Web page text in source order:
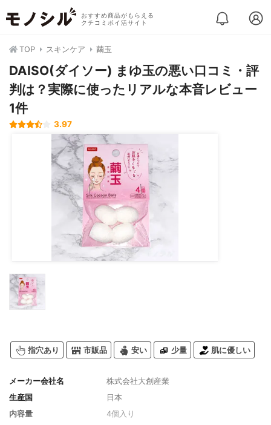
おすすめ商品がもらえる
クチコミポイ活サイト
TOP スキンケア 繭玉
DAISO(ダイソー) まゆ玉の悪い口コミ・評
判は？実際に使ったリアルな本音レビュー
1件
3.97
指穴あり 市販品 安い 少量 肌に優しい
メーカー会社名
株式会社大創産業
生産国
日本
内容量
4個入り